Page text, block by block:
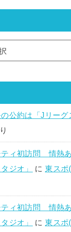
公約は「Jリーグ
ィ初訪問 情熱
ジオ」
に東スポ
ィ初訪問 情熱
ジオ」
に東スポ